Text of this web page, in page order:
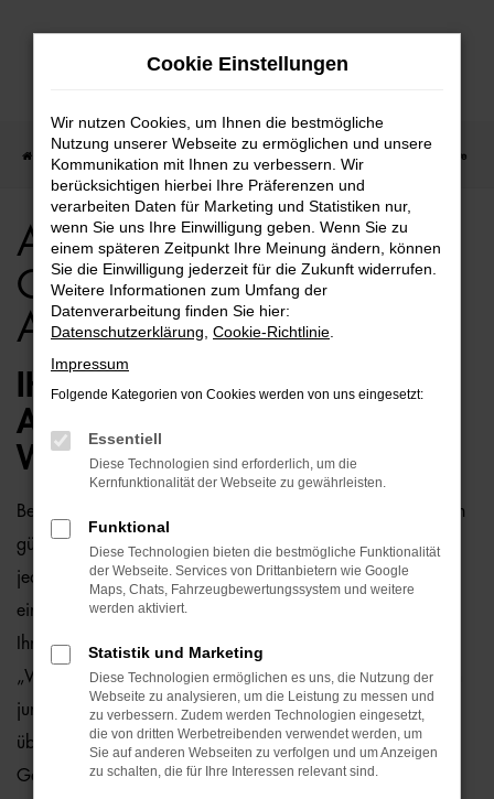
Zum
Startseite Audi Audi A4 Allroad Audi A4 Allroad Gebrauchtwagen Angebote
Audi A4 Allroad
Gebrauchtwagen
Angebote
IHR GÜNSTIGER AUDI A4
ALLROAD GEBRAUCHTWAGEN
WARTET
Bei uns kaufen Sie einen Audi A4 Allroad Gebrauchtwagen
günstig und ohne Risiko. Der Grund liegt darin, dass wir
jedes Fahrzeug eingehend überprüfen und somit einen
einwandfreien Zustand gewährleisten. Hierauf geben wir
Ihnen eine Gewährleistung von einem Jahr – und das ohne
„Wenn und Aber“. In den meisten Fällen handelt es sich um
junge Gebrauchte vom Typ Audi A4 Allroad, die wir zu
überaus attraktiven Preisen anbieten. Audi A4 Allroad
Gebrauchtwagen finden Sie an jedem unserer sieben
Cookie Einstellungen
Wir nutzen Cookies, um Ihnen die bestmögliche
Nutzung unserer Webseite zu ermöglichen und unsere
Kommunikation mit Ihnen zu verbessern. Wir
berücksichtigen hierbei Ihre Präferenzen und
verarbeiten Daten für Marketing und Statistiken nur,
wenn Sie uns Ihre Einwilligung geben. Wenn Sie zu
einem späteren Zeitpunkt Ihre Meinung ändern, können
Sie die Einwilligung jederzeit für die Zukunft widerrufen.
Weitere Informationen zum Umfang der
Datenverarbeitung finden Sie hier:
Datenschutzerklärung Cookie-Richtlinie
Impressum
Folgende Kategorien von Cookies werden von uns eingesetzt:
Essentiell
Diese Technologien sind erforderlich, um die
Kernfunktionalität der Webseite zu gewährleisten.
Funktional
Diese Technologien bieten die bestmögliche Funktionalität
der Webseite. Services von Drittanbietern wie Google
Maps, Chats, Fahrzeugbewertungssystem und weitere
werden aktiviert.
Statistik und Marketing
Diese Technologien ermöglichen es uns, die Nutzung der
Webseite zu analysieren, um die Leistung zu messen und
zu verbessern. Zudem werden Technologien eingesetzt,
die von dritten Werbetreibenden verwendet werden, um
Sie auf anderen Webseiten zu verfolgen und um Anzeigen
zu schalten, die für Ihre Interessen relevant sind.